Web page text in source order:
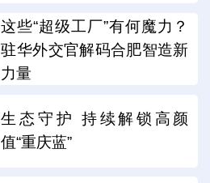
这些“超级工厂”有何魔力？
驻华外交官解码合肥智造新
力量
生态守护 持续解锁高颜
值“重庆蓝”